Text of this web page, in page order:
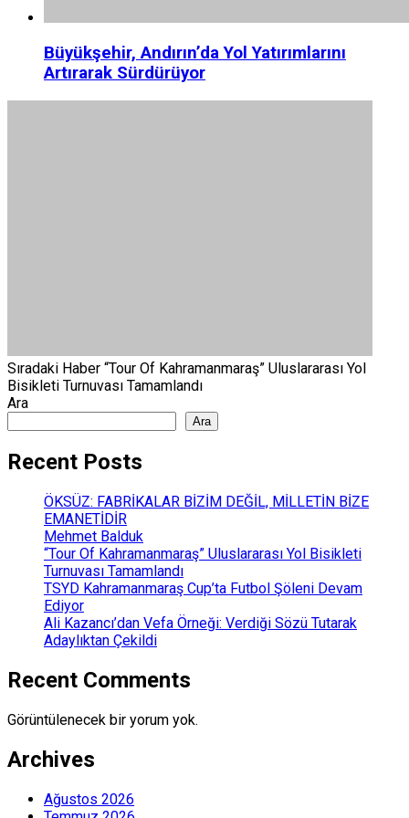
Büyükşehir, Andırın’da Yol Yatırımlarını
Artırarak Sürdürüyor
Sıradaki Haber “Tour Of Kahramanmaraş” Uluslararası Yol
Bisikleti Turnuvası Tamamlandı
Ara
Ara
Recent Posts
ÖKSÜZ: FABRİKALAR BİZİM DEĞİL, MİLLETİN BİZE
EMANETİDİR
Mehmet Balduk
“Tour Of Kahramanmaraş” Uluslararası Yol Bisikleti
Turnuvası Tamamlandı
TSYD Kahramanmaraş Cup’ta Futbol Şöleni Devam
Ediyor
Ali Kazancı’dan Vefa Örneği: Verdiği Sözü Tutarak
Adaylıktan Çekildi
Recent Comments
Görüntülenecek bir yorum yok.
Archives
Ağustos 2026